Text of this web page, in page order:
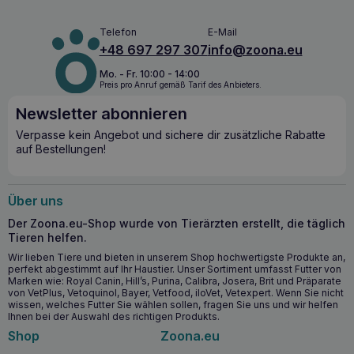
stärkt so die Abwehrmechanismen des Körpers.
Hilft bei der Stärkung der Immunität in Stresssituationen,
während der Fortpflanzung und der Rekonvaleszenz.
Unterstützt die Entwicklung der natürlichen Immunität bei
Hilft, fremde Zellen wie Keime und Krankheitserreger
abzuwehren.
geschwächter Immunität, während der Rekonvaleszenz, bei
Stress oder während der Fortpflanzungszeit empfohlen. Es
kann auch bei jungen Katzen eingesetzt werden, um ihre
natürlichen Abwehrmechanismen zu stärken und den
Körper auf den Umgang mit Krankheitserregern
vorzubereiten.
Warum sollten Sie DOLFOS Immunodol Cat Mini
Telefon
+48 697 297 307
E-Mail
info@zoona.eu
Mo. - Fr. 10:00 - 14:00
Preis pro Anruf gemäß Tarif des Anbieters.
Newsletter abonnieren
Verpasse kein Angebot und sichere dir zusätzliche Rabatte
auf Bestellungen!
Über uns
Der Zoona.eu-Shop wurde von Tierärzten erstellt, die täglich
Tieren helfen.
Wir lieben Tiere und bieten in unserem Shop hochwertigste Produkte an,
perfekt abgestimmt auf Ihr Haustier. Unser Sortiment umfasst Futter von
Marken wie: Royal Canin, Hill’s, Purina, Calibra, Josera, Brit und Präparate
von VetPlus, Vetoquinol, Bayer, Vetfood, iloVet, Vetexpert. Wenn Sie nicht
wissen, welches Futter Sie wählen sollen, fragen Sie uns und wir helfen
Ihnen bei der Auswahl des richtigen Produkts.
Shop Zoona.eu